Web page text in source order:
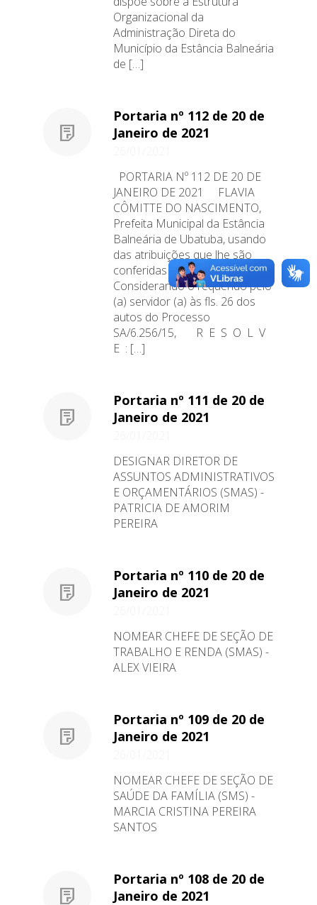
Organizacional da
Administração Direta do
Município da Estância Balneária
de […]
Portaria nº 112 de 20 de
Janeiro de 2021
PORTARIA Nº 112 DE 20 DE
JANEIRO DE 2021 FLAVIA
CÔMITTE DO NASCIMENTO,
Prefeita Municipal da Estância
Balneária de Ubatuba, usando
das atribuições que lhe são
conferidas por Lei; e,
Considerando o requerido pelo
(a) servidor (a) às fls. 26 dos
autos do Processo
SA/6.256/15, R E S O L V
E : […]
Portaria nº 111 de 20 de
Janeiro de 2021
DESIGNAR DIRETOR DE
ASSUNTOS ADMINISTRATIVOS
E ORÇAMENTÁRIOS (SMAS) -
PATRICIA DE AMORIM
PEREIRA
Portaria nº 110 de 20 de
Janeiro de 2021
NOMEAR CHEFE DE SEÇÃO DE
TRABALHO E RENDA (SMAS) -
ALEX VIEIRA
Portaria nº 109 de 20 de
Janeiro de 2021
NOMEAR CHEFE DE SEÇÃO DE
SAÚDE DA FAMÍLIA (SMS) -
MARCIA CRISTINA PEREIRA
SANTOS
Portaria nº 108 de 20 de
Janeiro de 2021